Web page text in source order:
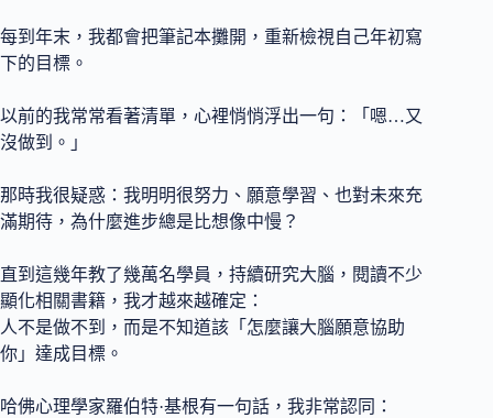
每到年末，我都會把筆記本攤開，重新檢視自己年初寫
下的目標。
以前的我常常看著清單，心裡悄悄浮出一句：「嗯…又
沒做到。」
那時我很疑惑：我明明很努力、願意學習、也對未來充
滿期待，為什麼進步總是比想像中慢？
直到這幾年教了幾萬名學員，持續研究大腦，閱讀不少
顯化相關書籍，我才越來越確定：
人不是做不到，而是不知道該「怎麼讓大腦願意協助
你」達成目標。
哈佛心理學家羅伯特·基根有一句話，我非常認同：